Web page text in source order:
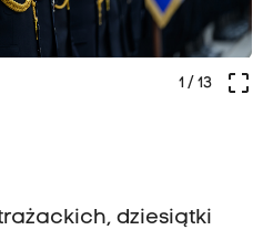
crop_free
1/ 13
dziesiątki